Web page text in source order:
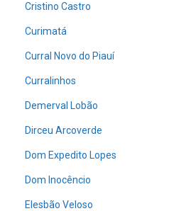
Cristino Castro
Curimatá
Curral Novo do Piauí
Curralinhos
Demerval Lobão
Dirceu Arcoverde
Dom Expedito Lopes
Dom Inocêncio
Elesbão Veloso